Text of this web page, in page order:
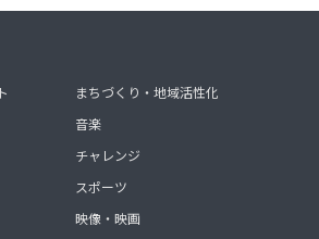
まちづくり・地域活性化
音楽
チャレンジ
スポーツ
映像・映画